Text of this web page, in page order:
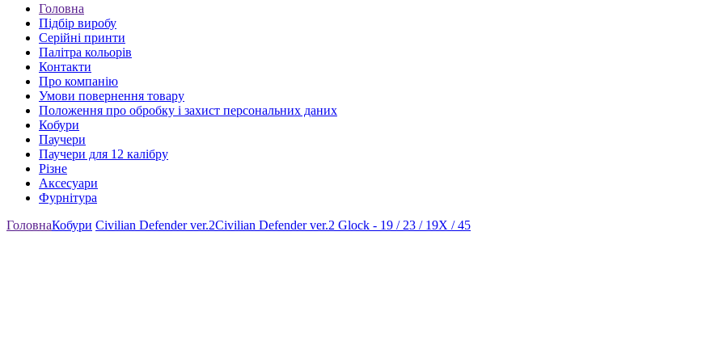
Головна
Підбір виробу
Серійні принти
Палітра кольорів
Контакти
Про компанію
Умови повернення товару
Положення про обробку і захист персональних даних
Кобури
Паучери
Паучери для 12 калібру
Різне
Аксесуари
Фурнітура
ГоловнаКобури Civilian Defender ver.2Civilian Defender ver.2 Glock - 19 / 23 / 19X / 45